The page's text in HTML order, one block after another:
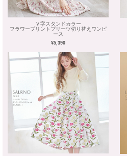
Ｖ字スタンドカラー
フラワープリントプリーツ切り替えワンピ
ース
¥5,390